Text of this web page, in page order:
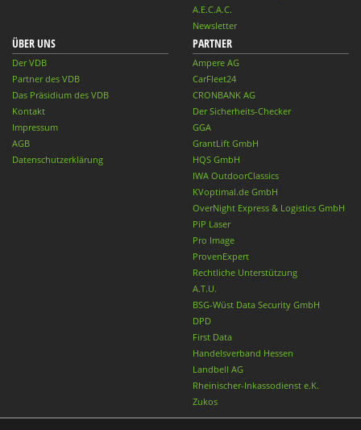
A.E.C.A.C.
Newsletter
ÜBER UNS
Der VDB
Partner des VDB
Das Präsidium des VDB
Kontakt
Impressum
AGB
Datenschutzerklärung
PARTNER
Ampere AG
CarFleet24
CRONBANK AG
Der Sicherheits-Checker
GGA
GrantLift GmbH
HQS GmbH
IWA OutdoorClassics
KVoptimal.de GmbH
OverNight Express & Logistics GmbH
PiP Laser
Pro Image
ProvenExpert
Rechtliche Unterstützung
A.T.U.
BSG-Wüst Data Security GmbH
DPD
First Data
Handelsverband Hessen
Landbell AG
Rheinischer-Inkassodienst e.K.
Zukos